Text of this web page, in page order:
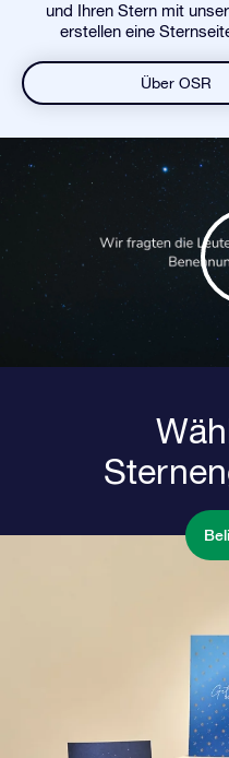
und Ihren Stern mit
erstellen eine
Über OSR